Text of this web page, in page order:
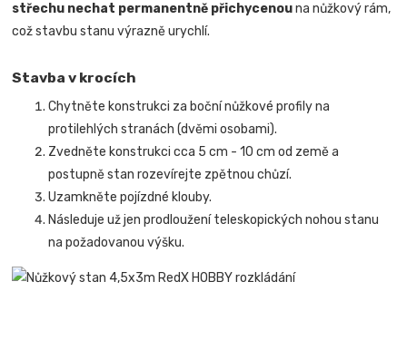
střechu nechat permanentně přichycenouna nůžkový rám,
což stavbu stanu výrazně urychlí.
Stavba v krocích
Chytněte konstrukci za boční nůžkové profily na
protilehlých stranách (dvěmi osobami).
Zvedněte konstrukci cca 5 cm - 10 cm od země a
postupně stan rozevírejte zpětnou chůzí.
Uzamkněte pojízdné klouby.
Následuje už jen prodloužení teleskopických nohou stanu
na požadovanou výšku.